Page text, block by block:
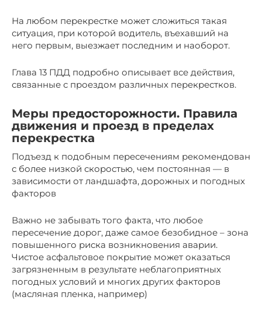
На любом перекрестке может сложиться такая
ситуация, при которой водитель, въехавший на
него первым, выезжает последним и наоборот.
Глава 13 ПДД подробно описывает все действия,
связанные с проездом различных перекрестков.
Меры предосторожности. Правила
движения и проезд в пределах
перекрестка
Подъезд к подобным пересечениям рекомендован
с более низкой скоростью, чем постоянная — в
зависимости от ландшафта, дорожных и погодных
факторов
Важно не забывать того факта, что любое
пересечение дорог, даже самое безобидное – зона
повышенного риска возникновения аварии.
Чистое асфальтовое покрытие может оказаться
загрязненным в результате неблагоприятных
погодных условий и многих других факторов
(масляная пленка, например)